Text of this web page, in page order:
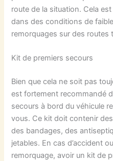
route de la situation. Cela
dans des conditions de
remorquages sur des routes
Kit de premiers secours
Bien que cela ne soit pas
est fortement recommandé
secours à bord du véhicule
vous. Ce kit doit contenir
des bandages, des
jetables. En cas d’accident
remorquage, avoir un kit de